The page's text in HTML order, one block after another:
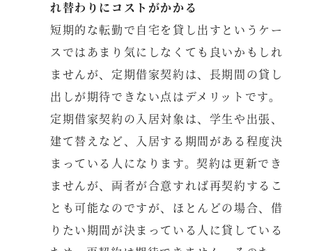
れ替わりにコストがかかる
短期的な転勤で自宅を貸し出すというケー
スではあまり気にしなくても良いかもしれ
ませんが、定期借家契約は、長期間の貸し
出しが期待できない点はデメリットです。
定期借家契約の入居対象は、学生や出張、
建て替えなど、入居する期間がある程度決
まっている人になります。契約は更新でき
ませんが、両者が合意すれば再契約するこ
とも可能なのですが、ほとんどの場合、借
りたい期間が決まっている人に貸している